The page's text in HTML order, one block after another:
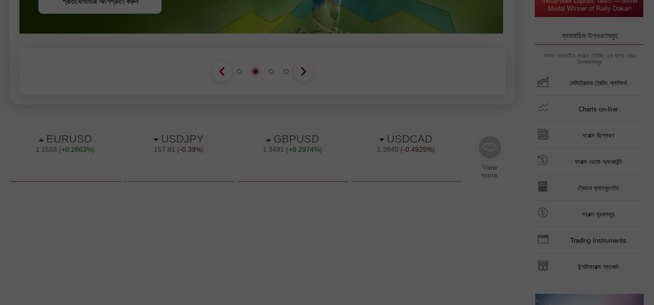
Medal Winner of Rally Dakar!
ব্যবসায়িক উপকরণসমূহ
সফল অনলাইন ফরেক্স ট্রেডিং এর জন্য সেরা
উপকরণসমূহ
মেটাট্রেডার ট্রেডিং প্লাটফর্ম
Charts on-line
ফরেক্স বিশ্লেষণ
ফরেক্স ডেমো অ্যাকাউন্ট
ট্রেডার ক্যালকুলেটর
ফরেক্স সূচকসমূহ
Trading Instruments
ইন্সটাফরেক্স গ্যাজেট